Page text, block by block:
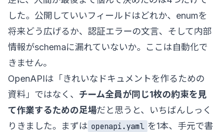
した。公開していいフィールドはどれか、enumを
将来どう広げるか、認証エラーの文言、そして内部
情報がschemaに漏れていないか。ここは自動化で
きません。
OpenAPIは「きれいなドキュメントを作るための
資料」ではなく、 チーム全員が同じ1枚の約束を見
て作業するための足場だと思うと、いちばんしっく
りきました。まずは openapi.yaml を1本、手元で書